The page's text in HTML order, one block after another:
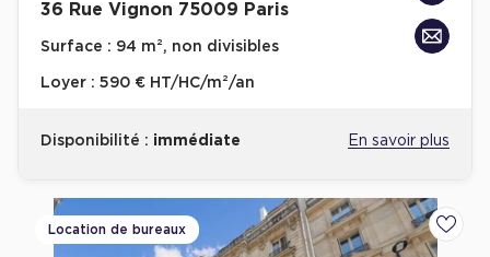
36 Rue Vignon 75009 Paris
Surface : 94 m², non divisibles
Loyer : 590 € HT/HC/m²/an
Disponibilité : immédiate En savoir plus
Location de bureaux